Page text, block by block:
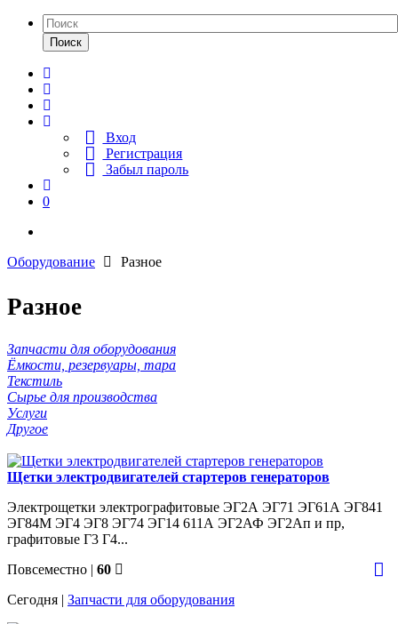
Поиск
Вход
Регистрация
Забыл пароль
0
Оборудование Разное
Разное
Запчасти для оборудования
Ёмкости, резервуары, тара
Текстиль
Сырье для производства
Услуги
Другое
Щетки электродвигателей стартеров генераторов
Электрощетки электрографитовые ЭГ2А ЭГ71 ЭГ61А ЭГ841
ЭГ84М ЭГ4 ЭГ8 ЭГ74 ЭГ14 611А ЭГ2АФ ЭГ2Ап и пр,
графитовые Г3 Г4...
Повсеместно | 60
Сегодня | Запчасти для оборудования